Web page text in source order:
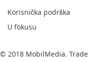
Korisnička podrška
U fokusu
© 2018 MobilMedia.